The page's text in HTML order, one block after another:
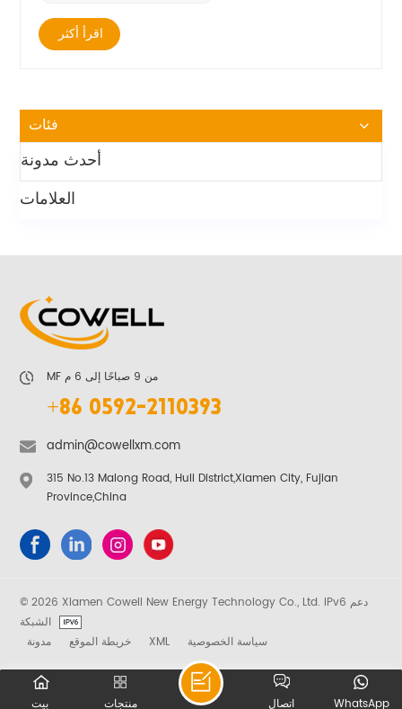
اقرأ أكثر
فئات
أحدث مدونة
العلامات
+86 0592-2110393
admin@cowellxm.com
315 No.13 Malong Road, Huli District,Xiamen City, Fujian
Province,China
© 2026 Xiamen Cowell New Energy Technology Co., Ltd. IPv6 دعم
مدونة
خريطة الموقع XML سياسة الخصوصية
بيت منتجات WhatsApp اتصال